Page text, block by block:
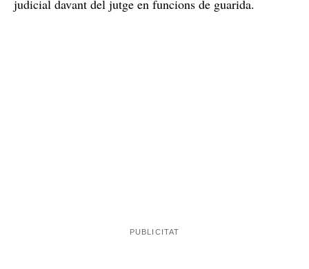
judicial davant del jutge en funcions de guarida.